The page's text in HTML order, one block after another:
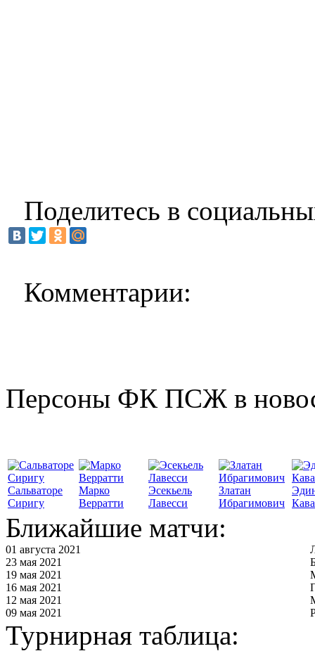
Поделитесь в
Комментарии:
Персоны ФК ПСЖ в
Сальваторе
Сиригу
Марко
Верратти
Эсекьель
Лавесси
Златан
Ибрагимович
Ближайшие матчи:
01 августа 2021
23 мая 2021
19 мая 2021
16 мая 2021
12 мая 2021
09 мая 2021
Турнирная таблица: